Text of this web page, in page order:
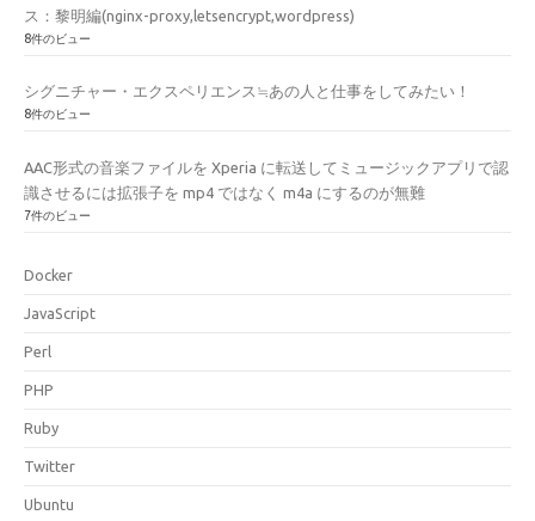
ス：黎明編(nginx-proxy,letsencrypt,wordpress)
8件のビュー
シグニチャー・エクスペリエンス≒あの人と仕事をしてみたい！
8件のビュー
AAC形式の音楽ファイルを Xperia に転送してミュージックアプリで認
識させるには拡張子を mp4 ではなく m4a にするのが無難
7件のビュー
Docker
JavaScript
Perl
PHP
Ruby
Twitter
Ubuntu